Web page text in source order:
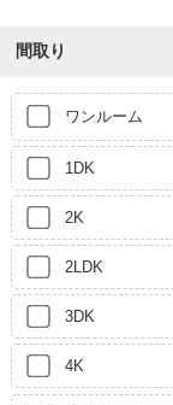
間取り
ワンルーム
1DK
2K
2LDK
3DK
4K